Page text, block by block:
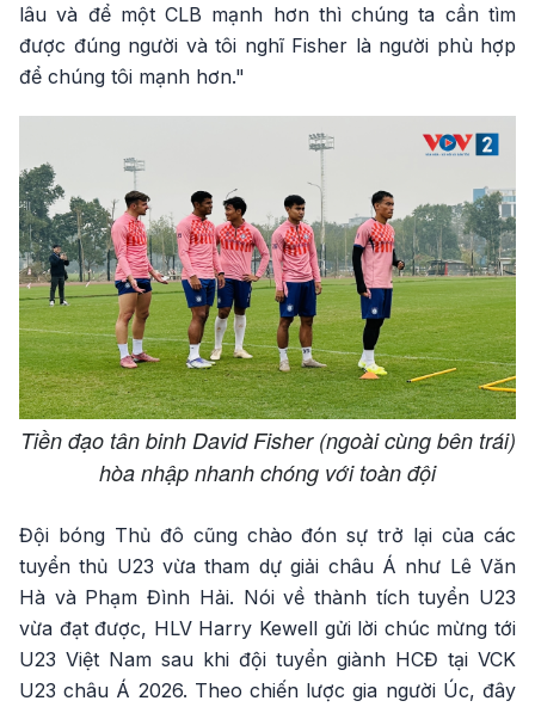
lâu và để một CLB mạnh hơn thì chúng ta cần tìm
được đúng người và tôi nghĩ Fisher là người phù hợp
để chúng tôi mạnh hơn."
Tiền đạo tân binh David Fisher (ngoài cùng bên trái)
hòa nhập nhanh chóng với toàn đội
Đội bóng Thủ đô cũng chào đón sự trở lại của các
tuyển thủ U23 vừa tham dự giải châu Á như Lê Văn
Hà và Phạm Đình Hải. Nói về thành tích tuyển U23
vừa đạt được, HLV Harry Kewell gửi lời chúc mừng tới
U23 Việt Nam sau khi đội tuyển giành HCĐ tại VCK
U23 châu Á 2026. Theo chiến lược gia người Úc, đây